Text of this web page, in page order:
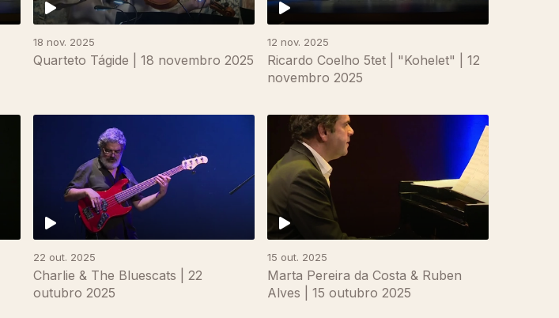
18 nov. 2025
Quarteto Tágide | 18 novembro 2025
12 nov. 2025
Ricardo Coelho 5tet | "Kohelet" | 12
novembro 2025
22 out. 2025
Charlie & The Bluescats | 22
outubro 2025
15 out. 2025
Marta Pereira da Costa & Ruben
Alves | 15 outubro 2025